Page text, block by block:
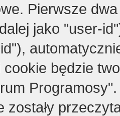
Pierwsze
jako "user-
cookie będzie
zostały